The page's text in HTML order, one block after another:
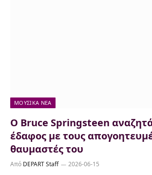
ΜΟΥΣΙΚΆ ΝΈΑ
Ο Bruce Springsteen
έδαφος με τους
θαυμαστές του
Από DEPART Staff 2026-06-15